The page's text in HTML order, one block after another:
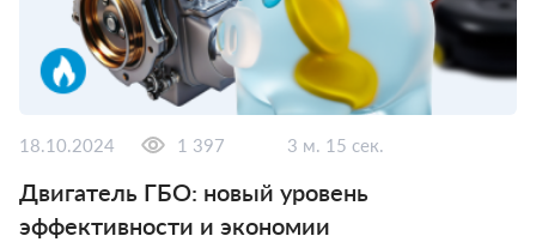
18.10.2024 1 397 3 м. 15 сек.
Двигатель ГБО: новый уровень
эффективности и экономии